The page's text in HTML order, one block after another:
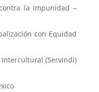
la Impunidad –
con Equidad
(Servindi)